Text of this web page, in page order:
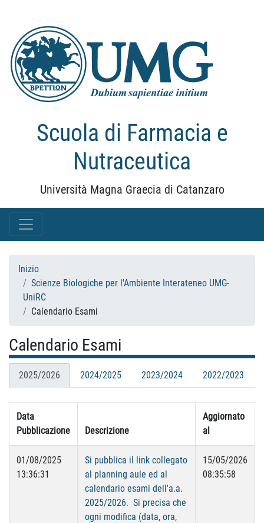
Scuola di Farmacia e
Nutraceutica
Università Magna Graecia di Catanzaro
Inizio
Scienze Biologiche per l'Ambiente Interateneo UMG-
UniRC
Calendario Esami
Calendario Esami
2025/2026 2024/2025 2023/2024 2022/2023
Data
Pubblicazione
Descrizione
Aggiornato
al
01/08/2025
13:36:31
Si pubblica il link collegato
al planning aule ed al
calendario esami dell'a.a.
2025/2026. Si precisa che
ogni modifica (data, ora,
15/05/2026
08:35:58